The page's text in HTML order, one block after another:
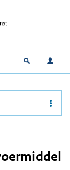
Open